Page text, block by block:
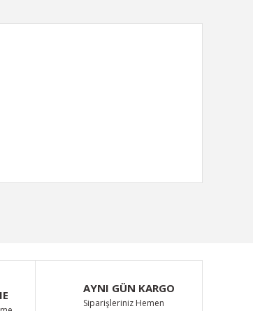
AYNI GÜN KARGO
Siparişleriniz Hemen